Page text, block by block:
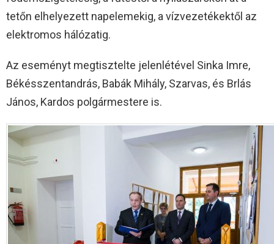
tetőn elhelyezett napelemekig, a vízvezetékektől az
elektromos hálózatig.
Az eseményt megtisztelte jelenlétével Sinka Imre,
Békésszentandrás, Babák Mihály, Szarvas, és Brlás
János, Kardos polgármestere is.